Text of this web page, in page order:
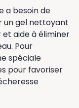
a besoin de
un gel nettoyant
et aide à éliminer
Pour
spéciale
pour favoriser